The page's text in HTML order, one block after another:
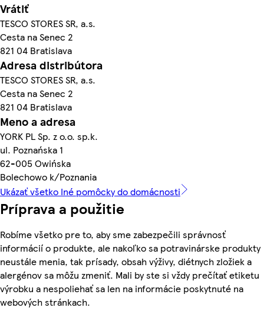
Vrátiť
TESCO STORES SR, a.s.
Cesta na Senec 2
821 04 Bratislava
Adresa distribútora
TESCO STORES SR, a.s.
Cesta na Senec 2
821 04 Bratislava
Meno a adresa
YORK PL Sp. z o.o. sp.k.
ul. Poznańska 1
62-005 Owińska
Bolechowo k/Poznania
Ukázať všetko Iné pomôcky do domácnosti
Príprava a použitie
Robíme všetko pre to, aby sme zabezpečili správnosť
informácií o produkte, ale nakoľko sa potravinárske produkty
neustále menia, tak prísady, obsah výživy, diétnych zložiek a
alergénov sa môžu zmeniť. Mali by ste si vždy prečítať etiketu
výrobku a nespoliehať sa len na informácie poskytnuté na
webových stránkach.